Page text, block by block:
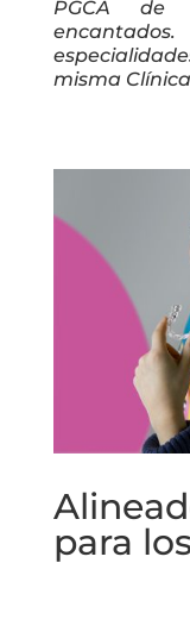
PGCA de
misma
para